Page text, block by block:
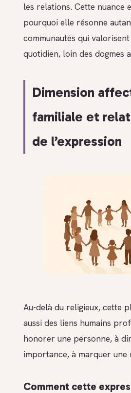
les relations. Cette nuance
pourquoi elle résonne
communautés qui
quotidien, loin des dogmes
Dimension
familiale et
de l’expression
Au-delà du religieux, cette
aussi des liens humains
honorer une personne, à
importance, à marquer une
Comment cette